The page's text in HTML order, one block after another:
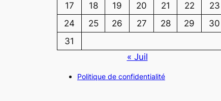
17
18 19 20 21 22
23
24
25 26 27 28 29
30
31
« Juil
Politique de confidentialité